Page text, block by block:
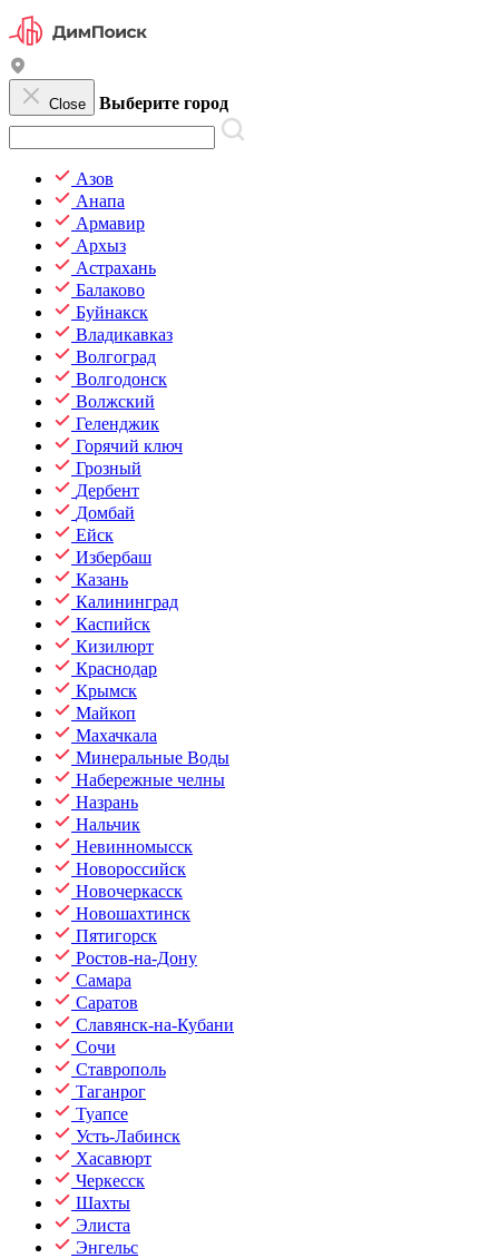
Close Выберите город
Азов
Анапа
Армавир
Архыз
Астрахань
Балаково
Буйнакск
Владикавказ
Волгоград
Волгодонск
Волжский
Геленджик
Горячий ключ
Грозный
Дербент
Домбай
Ейск
Избербаш
Казань
Калининград
Каспийск
Кизилюрт
Краснодар
Крымск
Майкоп
Махачкала
Минеральные Воды
Набережные челны
Назрань
Нальчик
Невинномысск
Новороссийск
Новочеркасск
Новошахтинск
Пятигорск
Ростов-на-Дону
Самара
Саратов
Славянск-на-Кубани
Сочи
Ставрополь
Таганрог
Туапсе
Усть-Лабинск
Хасавюрт
Черкесск
Шахты
Элиста
Энгельс